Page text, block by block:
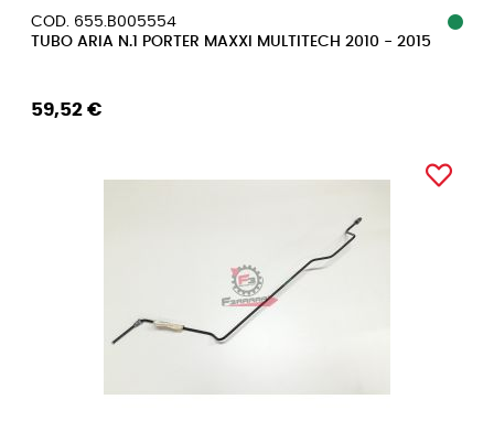
COD. 655.B005554
TUBO ARIA N.1 PORTER MAXXI MULTITECH 2010 - 2015
59,52 €